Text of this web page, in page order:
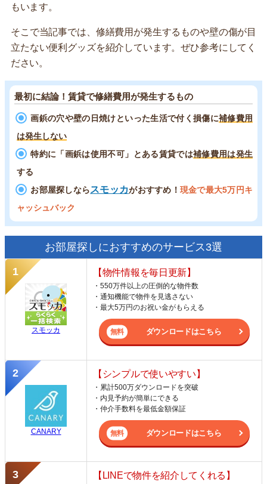
もいます。
そこで当記事では、修繕費用が発生するものや壁の傷が目
立たない便利グッズを紹介しています。ぜひ参考にしてく
ださい。
最初に結論！賃貸で修繕費用が発生するもの
画鋲の穴や壁の日焼けといった生活で付く損傷に補修費用
は発生しない
特約に「画鋲は使用不可」とある賃貸では補修費用は発生
する
お部屋探しならスモッカがおすすめ！ 現金で最大5万円キ
ャッシュバック
お部屋探しにおすすめのサービス3選
スモッカ
【物件情報を毎日更新】
・550万件以上の圧倒的な物件数
・通知機能で物件を見逃さない
・最大5万円のお祝い金がもらえる
ダウンロードはこちら
CANARY
【シンプルで使いやすい】
・累計500万ダウンロードを突破
・内見予約が簡単にできる
・仲介手数料を最低金額保証
ダウンロードはこちら
【LINEで物件を紹介してくれる】